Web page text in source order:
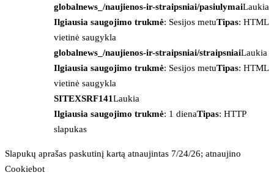
globalnews_/naujienos-ir-straipsniai/pasiulymaiLaukia
Ilgiausia saugojimo trukmė: Sesijos metuTipas: HTML
vietinė saugykla
globalnews_/naujienos-ir-straipsniai/straipsniaiLaukia
Ilgiausia saugojimo trukmė: Sesijos metuTipas: HTML
vietinė saugykla
SITEXSRF141Laukia
Ilgiausia saugojimo trukmė: 1 dienaTipas: HTTP
slapukas
Slapukų aprašas paskutinį kartą atnaujintas 7/24/26; atnaujino
Cookiebot